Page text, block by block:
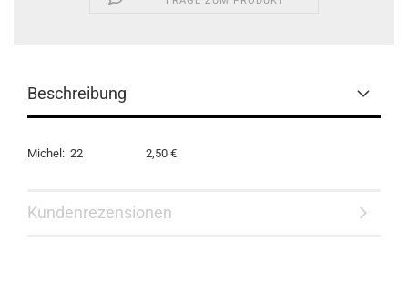
Beschreibung
Michel: 22 2,50 €
Kundenrezensionen